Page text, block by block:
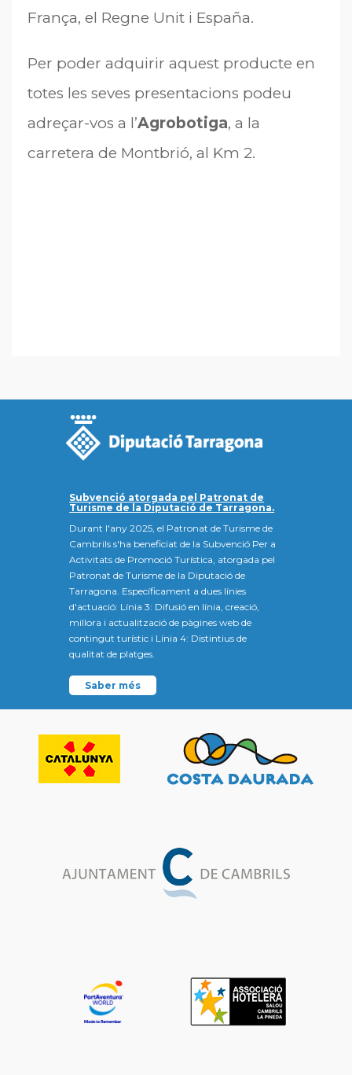
França, el Regne Unit i España.
Per poder adquirir aquest producte en
totes les seves presentacions podeu
adreçar-vos a l’Agrobotiga, a la
carretera de Montbrió, al Km 2.
Subvenció atorgada pel Patronat de
Turisme de la Diputació de Tarragona.
Durant l'any 2025, el Patronat de Turisme de
Cambrils s'ha beneficiat de la Subvenció Per a
Activitats de Promoció Turística, atorgada pel
Patronat de Turisme de la Diputació de
Tarragona. Específicament a dues línies
d'actuació: Línia 3: Difusió en línia, creació,
millora i actualització de pàgines web de
contingut turístic i Línia 4: Distintius de
qualitat de platges.
Saber més